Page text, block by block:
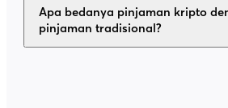
Apa bedanya pinjaman kripto
pinjaman tradisional?